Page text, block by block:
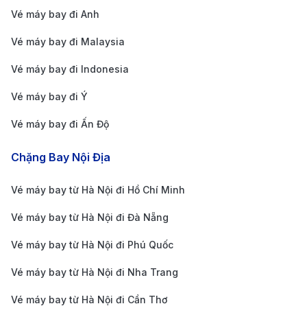
có thể tận hưởng nhiều tiện ích tại sân bay như nhà
hàng, cửa hàng miễn thuế, phòng chờ cao cấp và Wi-
Fi miễn phí.
Phương tiện di chuyển từ sân bay San Diego vào
Taxi
: Taxi luôn có sẵn tại khu vực đón khách, với
mức giá khoảng 15 - 25 USD cho mỗi lượt di
tâm.
Dịch vụ xe công nghệ (Uber, Lyft)
gọi xe như Uber và Lyft cung cấp lựa chọn linh
hoạt, giá cả thường tương đương hoặc thấp hơn
Xe buýt công cộng
Vé máy bay đi Anh
Vé máy bay đi Malaysia
Vé máy bay đi Indonesia
Vé máy bay đi Ý
Vé máy bay đi Ấn Độ
Chặng Bay Nội Địa
Vé máy bay từ Hà Nội đi Hồ Chí Minh
Vé máy bay từ Hà Nội đi Đà Nẵng
Vé máy bay từ Hà Nội đi Phú Quốc
Vé máy bay từ Hà Nội đi Nha Trang
Vé máy bay từ Hà Nội đi Cần Thơ